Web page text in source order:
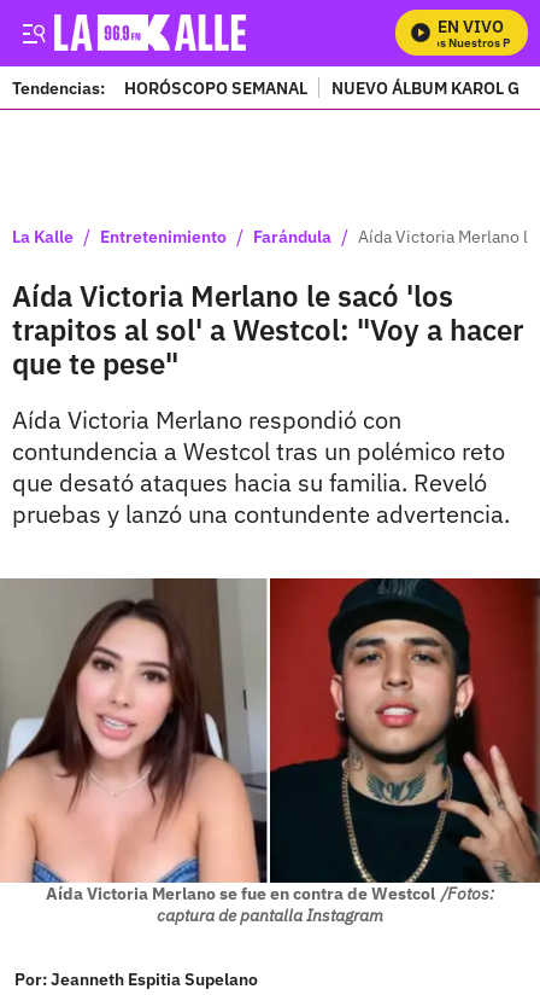
EN VIVO
Mira Todos Nuestros
Tendencias: HORÓSCOPO SEMANAL NUEVO ÁLBUM KAROL G
La Kalle / Entretenimiento / Farándula / Aída Victoria Merlano
Aída Victoria Merlano le sacó 'los
trapitos al sol' a Westcol: "Voy a hacer
que te pese"
Aída Victoria Merlano respondió con
contundencia a Westcol tras un polémico reto
que desató ataques hacia su familia. Reveló
pruebas y lanzó una contundente advertencia.
Aída Victoria Merlano se fue en contra de Westcol /Fotos:
captura de pantalla Instagram
Por:Jeanneth Espitia Supelano